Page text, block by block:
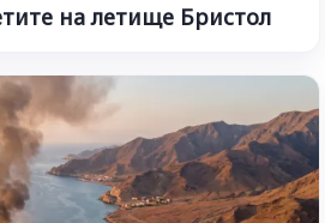
на летище Бристол